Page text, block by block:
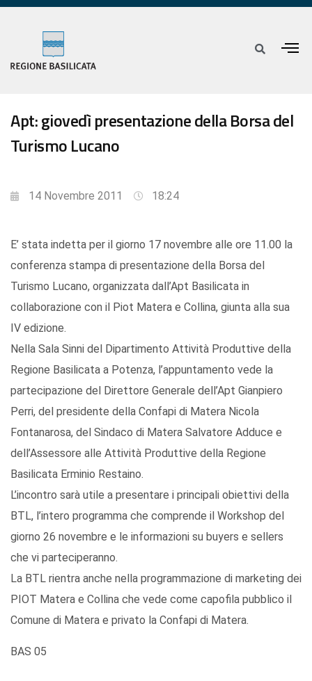
Apt: giovedì presentazione della Borsa del
Turismo Lucano
14 Novembre 2011 18:24
E’ stata indetta per il giorno 17 novembre alle ore 11.00 la
conferenza stampa di presentazione della Borsa del
Turismo Lucano, organizzata dall’Apt Basilicata in
collaborazione con il Piot Matera e Collina, giunta alla sua
IV edizione.
Nella Sala Sinni del Dipartimento Attività Produttive della
Regione Basilicata a Potenza, l’appuntamento vede la
partecipazione del Direttore Generale dell’Apt Gianpiero
Perri, del presidente della Confapi di Matera Nicola
Fontanarosa, del Sindaco di Matera Salvatore Adduce e
dell’Assessore alle Attività Produttive della Regione
Basilicata Erminio Restaino.
L’incontro sarà utile a presentare i principali obiettivi della
BTL, l’intero programma che comprende il Workshop del
giorno 26 novembre e le informazioni su buyers e sellers
che vi parteciperanno.
La BTL rientra anche nella programmazione di marketing dei
PIOT Matera e Collina che vede come capofila pubblico il
Comune di Matera e privato la Confapi di Matera.
BAS 05